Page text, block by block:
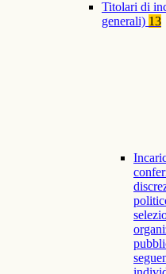
Titolari di
generali) 13